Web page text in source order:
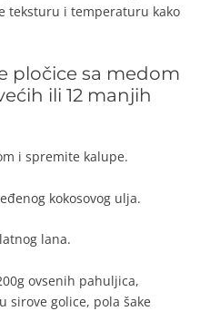
teksturu i temperaturu kako
pločice sa medom
ili 12 manjih
i spremite kalupe.
kokosovog ulja.
lana.
ovsenih pahuljica,
sirove golice, pola šake